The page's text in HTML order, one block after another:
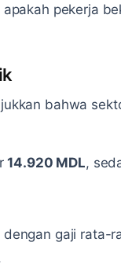
pekerja
bahwa
14.920 MDL,
gaji rata-